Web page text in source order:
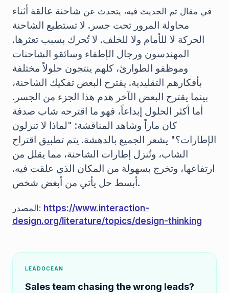
في مقال تم الحديث فيه، يتحدث عن شاحنة عالقة أثناء
محاولة المرور تحت جسر. لا تستطيع الشاحنة
الحركة لا للأمام ولا للخلف. لا تُحرك بسبب تعثرها.
المهندسون ورجال الإطفاء وسائقو الشاحنات
وموظفو الطوارئ، كلهم ينتجون حلولاً مختلفة
بأفكارهم التقليدية. يقترح البعض تفكيك الشاحنة،
بينما يقترح البعض الآخر هدم هذا الجزء من الجسر.
أما أكثر الحلول إبداعاً، فهو ما اقترحه شاب صدفة
كان ماراً وشاهد المناقشة: "لماذا لا تنزلون
الإطارات؟" يشعر الجميع بالدهشة. يتم تطبيق اقتراح
الشاب، وتُنزل إطارات الشاحنة، مما يقلل من
ارتفاعها، وتخرج بسهولة من المكان الذي علقت فيه.
أبسط حل يأتي من أبغض شخص.
المصدر: https://www.interaction-
design.org/literature/topics/design-thinking
LEADOCEAN
Sales team chasing the wrong leads?